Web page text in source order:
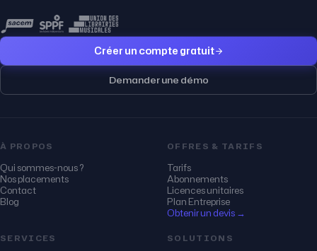
Créer un compte gratuit
Demander une démo
À PROPOS
Qui sommes-nous ?
Nos placements
Contact
Blog
OFFRES & TARIFS
Tarifs
Abonnements
Licences unitaires
Plan Entreprise
Obtenir un devis →
SERVICES SOLUTIONS